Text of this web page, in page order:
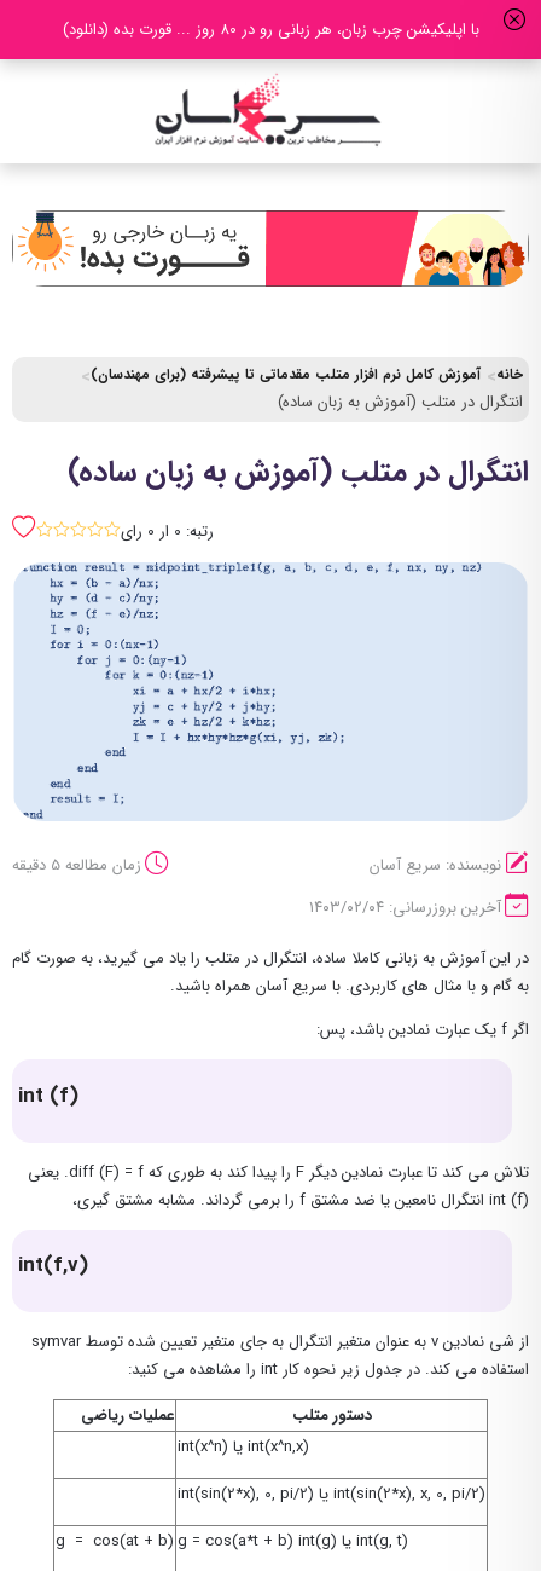
با اپلیکیشن چرب زبان، هر زبانی رو در 80 روز ... قورت بده (دانلود)
خانه آموزش کامل نرم افزار متلب مقدماتی تا پیشرفته (برای مهندسان)
انتگرال در متلب (آموزش به زبان ساده)
انتگرال در متلب (آموزش به زبان ساده)
رتبه: 0 ار 0 رای sssss
نویسنده: سریع آسان
زمان مطالعه 5 دقیقه
آخرین بروزرسانی: ۱۴۰۳/۰۲/۰۴
در این آموزش به زبانی کاملا ساده، انتگرال در متلب را یاد می گیرید، به صورت گام
به گام و با مثال های کاربردی. با سریع آسان همراه باشید.
اگر f یک عبارت نمادین باشد، پس:
int (f)
تلاش می کند تا عبارت نمادین دیگر F را پیدا کند به طوری که diff (F) = f. یعنی
int (f) انتگرال نامعین یا ضد مشتق f را برمی گرداند. مشابه مشتق گیری،
int(f,v)
از شی نمادین v به عنوان متغیر انتگرال به جای متغیر تعیین شده توسط symvar
استفاده می کند. در جدول زیر نحوه کار int را مشاهده می کنید:
دستور متلب
عملیات ریاضی
int(x^n) یا int(x^n,x)
int(sin(2*x), 0, pi/2) یا int(sin(2*x), x, 0, pi/2)
g = cos(a*t + b) int(g) یا int(g, t)
g = cos(at + b)